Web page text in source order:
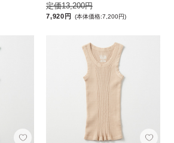
定価13,200円
7,920円 (本体価格:7,200円)